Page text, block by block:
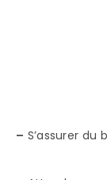
– S’assurer du